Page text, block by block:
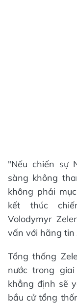
"Nếu chiến sự
sàng không
không phải
kết thúc
Volodymyr
vấn với hãng tin
Tổng thống
nước trong
khẳng định sẽ
bầu cử tổng